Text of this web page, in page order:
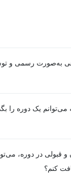
به‌صورت رسمی و
یک دوره را
و قبولی در دوره،
کنم؟